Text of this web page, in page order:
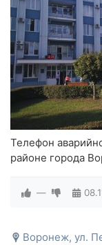
Телефон
районе города
—
Воронеж, ул.